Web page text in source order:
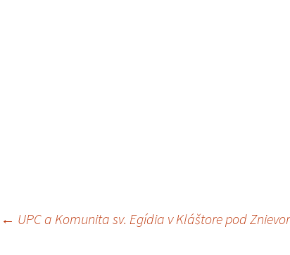
← UPC a Komunita sv. Egídia v Kláštore pod